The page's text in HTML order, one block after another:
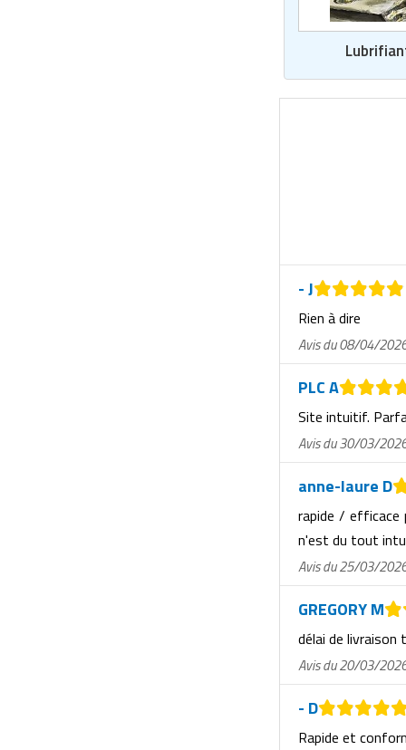
- J
Rien à dire
Avis du 08/04/
PLC A
Site intuitif.
Avis du 30/03/
anne-laure D
rapide / efficace
n'est du tout
Avis du 25/03/
GREGORY M
délai de livraison
Avis du 20/03/
- D
Rapide et